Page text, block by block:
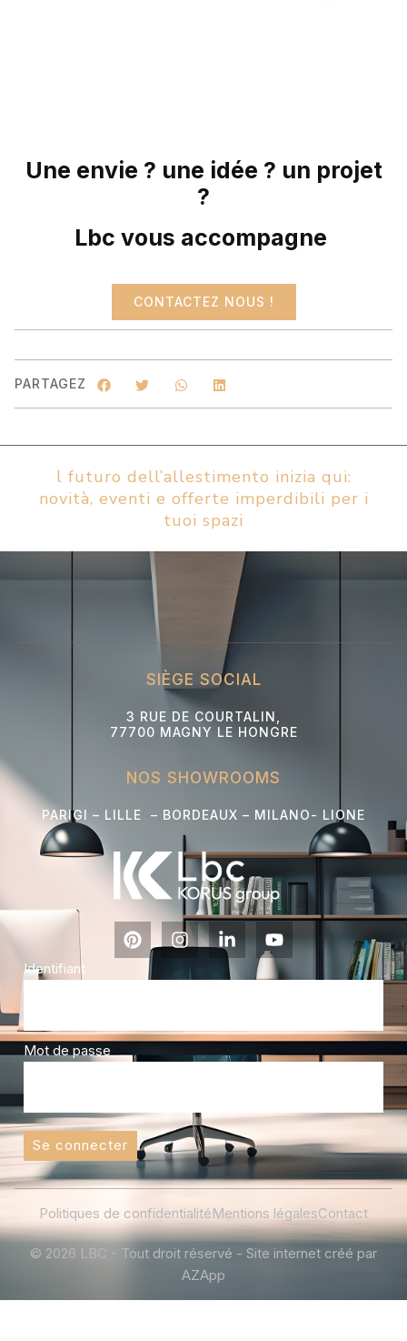
Une envie ? une idée ? un projet
?
Lbc vous accompagne
CONTACTEZ NOUS !
PARTAGEZ
l futuro dell’allestimento inizia qui:
novità, eventi e offerte imperdibili per i
tuoi spazi
SIÈGE SOCIAL
3 RUE DE COURTALIN,
77700 MAGNY LE HONGRE
NOS SHOWROOMS
PARIGI – LILLE – BORDEAUX – MILANO- LIONE
Identifiant
Mot de passe
Se connecter
Politiques de confidentialitéMentions légalesContact
© 2026 LBC - Tout droit réservé - Site internet créé par
AZApp